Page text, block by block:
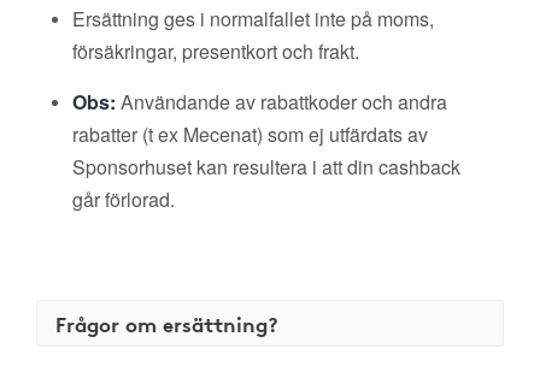
Ersättning ges i normalfallet inte på moms,
försäkringar, presentkort och frakt.
Obs: Användande av rabattkoder och andra
rabatter (t ex Mecenat) som ej utfärdats av
Sponsorhuset kan resultera i att din cashback
går förlorad.
Frågor om ersättning?